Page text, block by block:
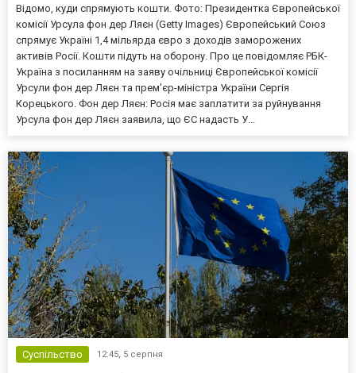
Відомо, куди спрямують кошти. Фото: Президентка Європейської
комісії Урсула фон дер Ляєн (Getty Images) Європейський Союз
спрямує Україні 1,4 мільярда євро з доходів заморожених
активів Росії. Кошти підуть на оборону. Про це повідомляє РБК-
Україна з посиланням на заяву очільниці Європейської комісії
Урсули фон дер Ляєн та прем'єр-міністра України Сергія
Корецького. Фон дер Ляєн: Росія має заплатити за руйнування
Урсула фон дер Ляєн заявила, що ЄС надасть У...
Суспільство 12:45, 5 серпня